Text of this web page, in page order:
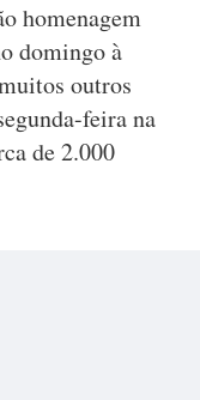
homenagem
domingo à
outros
feira na
de 2.000